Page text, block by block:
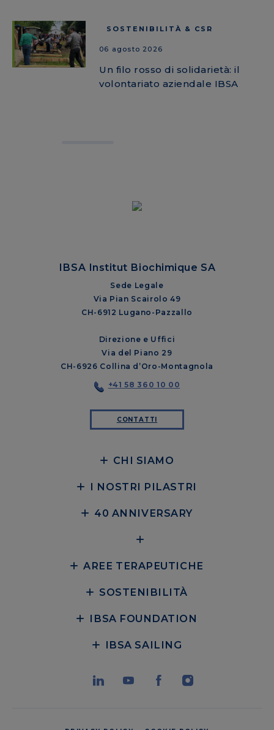
SOSTENIBILITÀ & CSR
06 agosto 2026
Un filo rosso di solidarietà: il
volontariato aziendale IBSA
IBSA Institut Biochimique SA
Sede Legale
Via Pian Scairolo 49
CH-6912 Lugano-Pazzallo
Direzione e Uffici
Via del Piano 29
CH-6926 Collina d’Oro-Montagnola
+41 58 360 10 00
CONTATTI
CHI SIAMO
I NOSTRI PILASTRI
40 ANNIVERSARY
AREE TERAPEUTICHE
SOSTENIBILITÀ
IBSA FOUNDATION
IBSA SAILING